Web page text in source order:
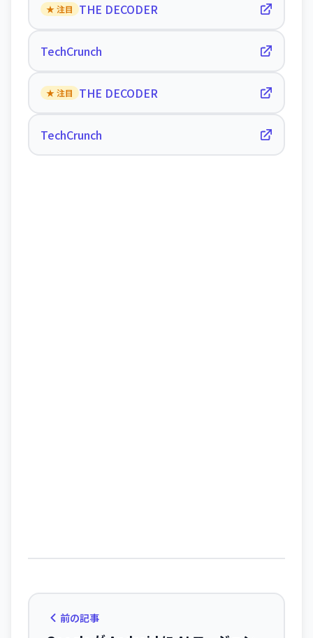
★ 注目 THE DECODER
TechCrunch
★ 注目 THE DECODER
TechCrunch
前の記事